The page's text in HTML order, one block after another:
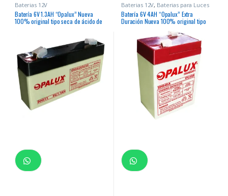
Baterias 12V
Batería 6V 1.3AH “Opalux” Nueva
100% original tipo seca de ácido de
Baterias 12V, Baterias para Luces
de Emergencia
Batería 6V 4AH “Opalux” Extra
Duración Nueva 100% original tipo
emergencia, balanzas y otros